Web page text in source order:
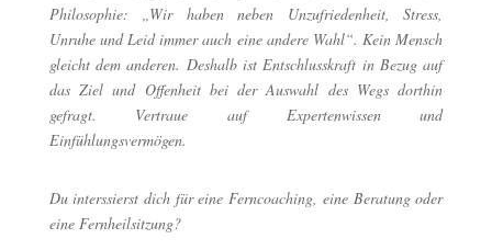
Philosophie: „Wir haben neben Unzufriedenheit, Stress,
Unruhe und Leid immer auch eine andere Wahl“. Kein Mensch
gleicht dem anderen. Deshalb ist Entschlusskraft in Bezug auf
das Ziel und Offenheit bei der Auswahl des Wegs dorthin
gefragt. Vertraue auf Expertenwissen und
Einfühlungsvermögen.
Du interssierst dich für eine Ferncoaching, eine Beratung oder
eine Fernheilsitzung?